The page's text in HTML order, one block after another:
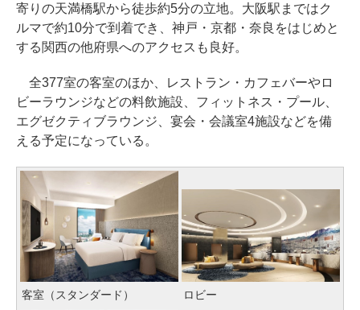
寄りの天満橋駅から徒歩約5分の立地。大阪駅まではク
ルマで約10分で到着でき、神戸・京都・奈良をはじめと
する関西の他府県へのアクセスも良好。
全377室の客室のほか、レストラン・カフェバーやロ
ビーラウンジなどの料飲施設、フィットネス・プール、
エグゼクティブラウンジ、宴会・会議室4施設などを備
える予定になっている。
客室（スタンダード） ロビー